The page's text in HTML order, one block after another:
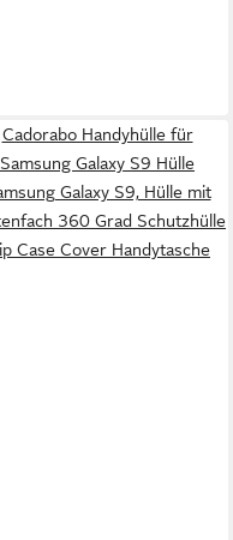
Cadorabo Handyhülle für
Samsung Galaxy S9 Hülle
Galaxy S9, Hülle mit
360 Grad Schutzhülle
Case Cover Handytasche